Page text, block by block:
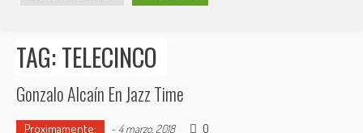
Posts tagged "Telecinco"
TAG: TELECINCO
Gonzalo Alcaín En Jazz Time
Proximamente: - 4 marzo, 2018 0